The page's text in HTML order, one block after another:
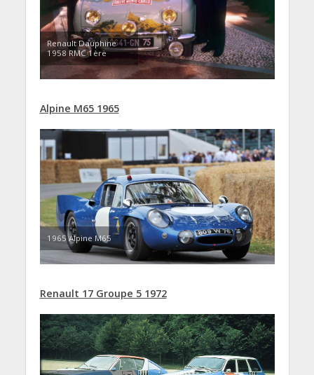
Renault Dauphine
1958 RMC 1ère
Alpine M65 1965
1965 Alpine M65
Renault 17 Groupe 5 1972